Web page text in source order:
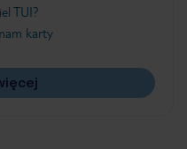
TUI?
karty